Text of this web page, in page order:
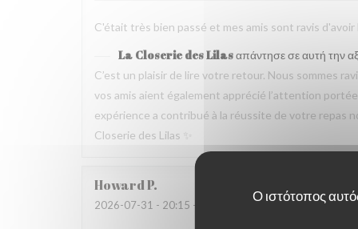
Ο ιστότοπος
C'était très bien passé et mes amis sont ravis
La Closerie des Lilasαπάντησε σε αυτή την
C’est un plaisir de lire votre retour. Nous sommes
vos amis aient également apprécié l’attention
expérience a contribué à la réussite de votre repas
Closerie des Lilas ✨
HowardP
2026-07-31 - 20:15 - καλεσμένοι 4